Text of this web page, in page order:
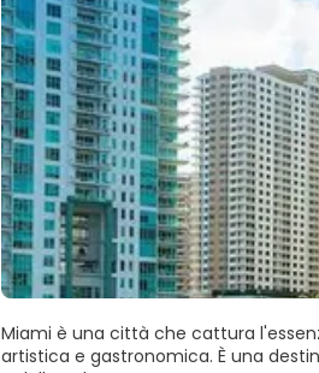
Miami è una città che cattura
artistica e gastronomica. È una